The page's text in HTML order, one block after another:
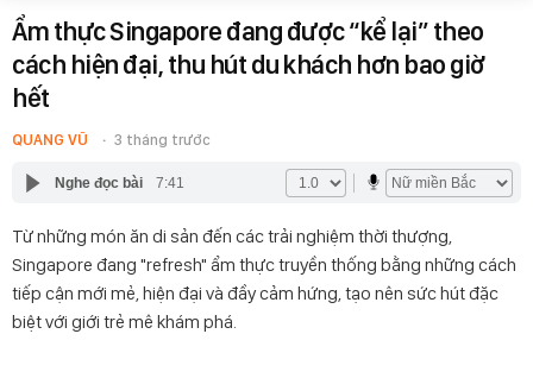
Ẩm thực Singapore đang được “kể lại” theo
cách hiện đại, thu hút du khách hơn bao giờ
hết
QUANG VŨ 3 tháng trước
Nghe đọc bài 7:41
Từ những món ăn di sản đến các trải nghiệm thời thượng,
Singapore đang "refresh" ẩm thực truyền thống bằng những cách
tiếp cận mới mẻ, hiện đại và đầy cảm hứng, tạo nên sức hút đặc
biệt với giới trẻ mê khám phá.